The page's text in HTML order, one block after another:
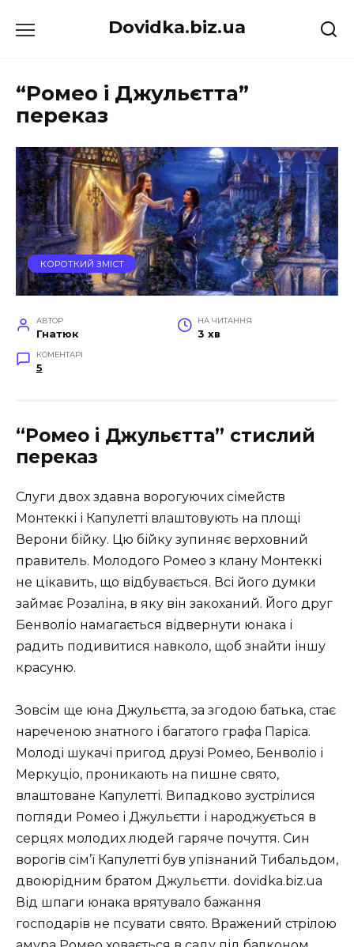
до
Dovidka.biz.ua
“Ромео і Джульєтта”
переказ
КОРОТКИЙ ЗМІСТ
АВТОР
Гнатюк
НА ЧИТАННЯ
3 хв
КОМЕНТАРІ
5
“Ромео і Джульєтта” стислий
переказ
Слуги двох здавна ворогуючих сімейств
Монтеккі і Капулетті влаштовують на площі
Верони бійку. Цю бійку зупиняє верховний
правитель. Молодого Ромео з клану Монтеккі
не цікавить, що відбувається. Всі його думки
займає Розаліна, в яку він закоханий. Його друг
Бенволіо намагається відвернути юнака і
радить подивитися навколо, щоб знайти іншу
красуню.
Зовсім ще юна Джульєтта, за згодою батька, стає
нареченою знатного і багатого графа Паріса.
Молоді шукачі пригод друзі Ромео, Бенволіо і
Меркуціо, проникають на пишне свято,
влаштоване Капулетті. Випадково зустрілися
погляди Ромео і Джульєтти і народжується в
серцях молодих людей гаряче почуття. Син
ворогів сім’ї Капулетті був упізнаний Тибальдом,
двоюрідним братом Джульєтти. dovidka.biz.ua
Від шпаги юнака врятувало бажання
господарів не псувати свято. Вражений стрілою